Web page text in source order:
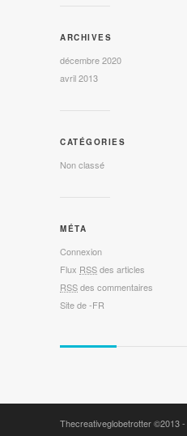
ARCHIVES
décembre 2020
avril 2013
CATÉGORIES
Non classé
MÉTA
Connexion
Flux RSSdes articles
RSSdes commentaires
Site de -FR
Thecreativeglobetrotter©2013 -